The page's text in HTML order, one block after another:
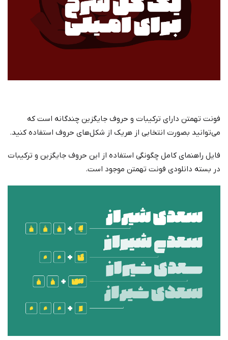
فونت تهمتن دارای ترکیبات و حروف جایگزین چندگانه است که
می‌توانید بصورت انتخابی از هریک از شکل‌های حروف استفاده کنید.
فایل راهنمای کامل چگونگی استفاده از این حروف جایگزین و ترکیبات
در بسته دانلودی فونت تهمتن موجود است.